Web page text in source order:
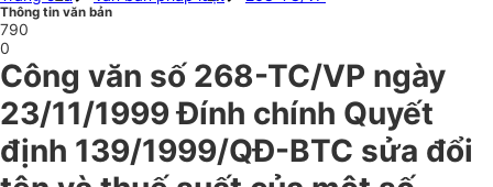
Thông tin văn bản
790
0
Công văn số 268-TC/VP ngày
23/11/1999 Đính chính Quyết
định 139/1999/QĐ-BTC sửa đổi